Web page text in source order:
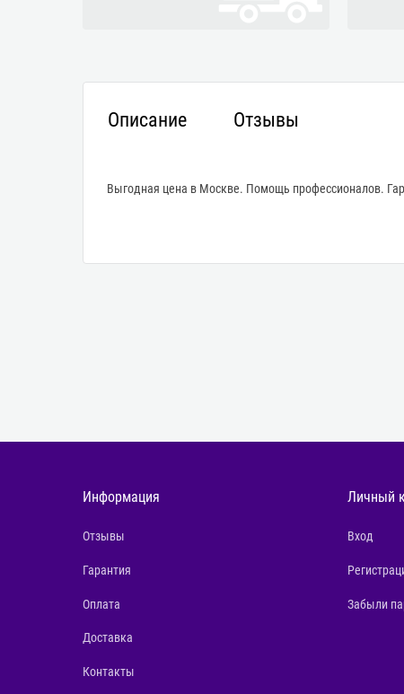
Описание Отзывы
Выгодная цена в Москве. Помощь профессионалов.
Информация
Отзывы
Гарантия
Оплата
Доставка
Контакты
Личный
Вход
Забыли